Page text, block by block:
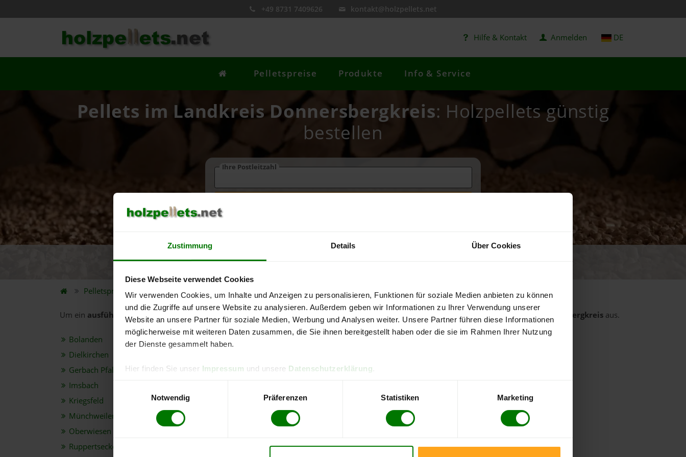
Zustimmung Details Über Cookies
Diese Webseite verwendet Cookies
Wir verwenden Cookies, um Inhalte und Anzeigen zu personalisieren, Funktionen für soziale Medien anbieten zu können
und die Zugriffe auf unsere Website zu analysieren. Außerdem geben wir Informationen zu Ihrer Verwendung unserer
Website an unsere Partner für soziale Medien, Werbung und Analysen weiter. Unsere Partner führen diese Informationen
möglicherweise mit weiteren Daten zusammen, die Sie ihnen bereitgestellt haben oder die sie im Rahmen Ihrer Nutzung
der Dienste gesammelt haben.
Hier finden Sie unser Impressum und unsere Datenschutzerklärung
Notwendig
Präferenzen Statistiken Marketing
+49 8731 7409626 kontakt@holzpellets.net
Hilfe & Kontakt Anmelden DE
Pelletspreise Produkte Info & Service
Pellets im Landkreis Donnersbergkreis: Holzpellets günstig
bestellen
Ihre Postleitzahl
Pelletspreise Bundesland Rheinland-Pfalz Landkreis Donnersbergkreis
Um ein ausführliches Preisangebot und nähere Pellets-Informationen zu erhalten, wählen Sie bitte Ihren Ortaus dem LandkreisDonnersbergkreis aus.
Bolanden
Dielkirchen
Gerbach Pfalz
Göllheim
Imsbach
Kriegsfeld
Lohnsfeld
Münchweiler an der Alsenz
Niederhausen an der Appel
Oberwiesen
Ruppertsecken
Sippersfeld
Unkenbach